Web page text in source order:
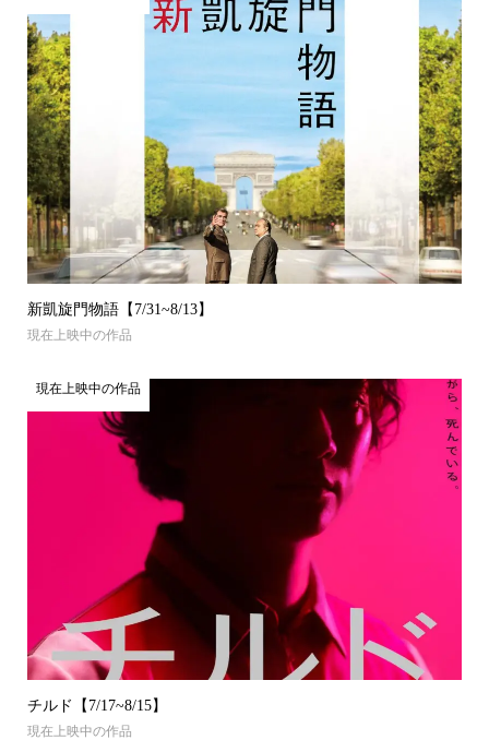
新凱旋門物語【7/31~8/13】
現在上映中の作品
現在上映中の作品
チルド【7/17~8/15】
現在上映中の作品